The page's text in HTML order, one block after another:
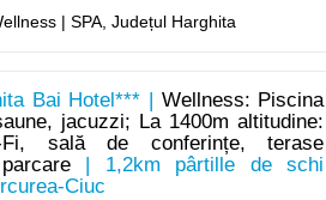
| SPA, Județul Harghita
Bai Hotel*** | Wellness: Piscina
jacuzzi; La 1400m altitudine:
Fi, sală de conferințe, terase
| 1,2km pârtille de schi
Ciuc